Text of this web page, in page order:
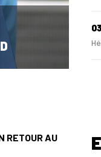
RETOUR AU